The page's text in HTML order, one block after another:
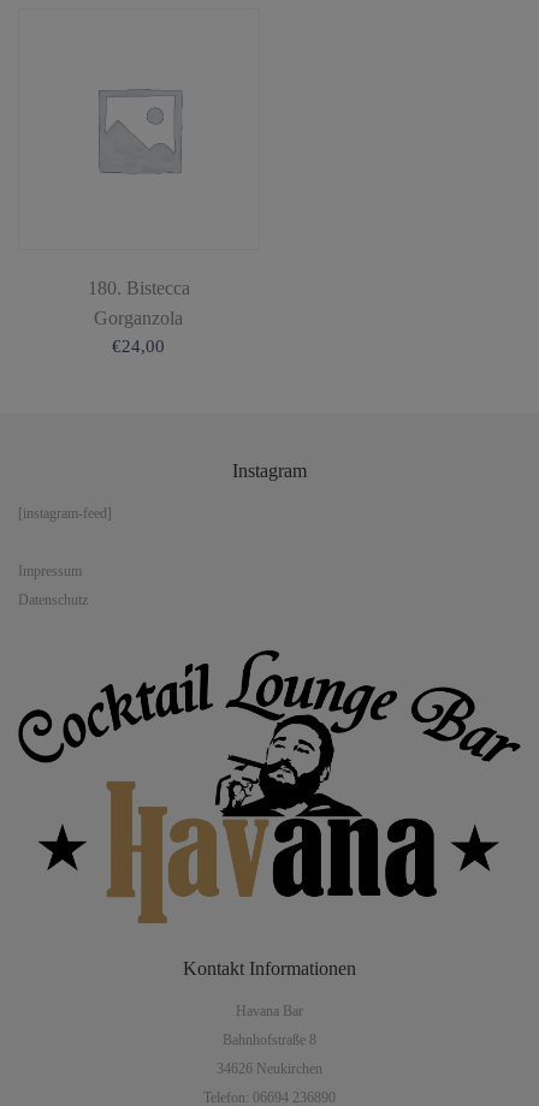
180. Bistecca
Gorganzola
€24,00
Instagram
[instagram-feed]
Impressum
Datenschutz
Kontakt Informationen
Havana Bar
Bahnhofstraße 8
34626 Neukirchen
Telefon: 06694 236890